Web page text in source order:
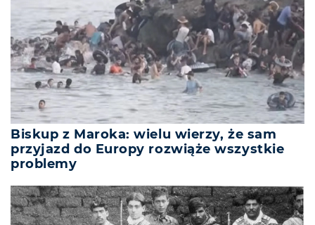
Biskup z Maroka: wielu wierzy, że sam
przyjazd do Europy rozwiąże wszystkie
problemy